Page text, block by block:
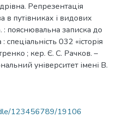
Репрезентація
в путівниках і видових
пояснювальна записка до
032 «історія
; кер. Є. С. Рачков. –
університет імені В.
123456789/19106